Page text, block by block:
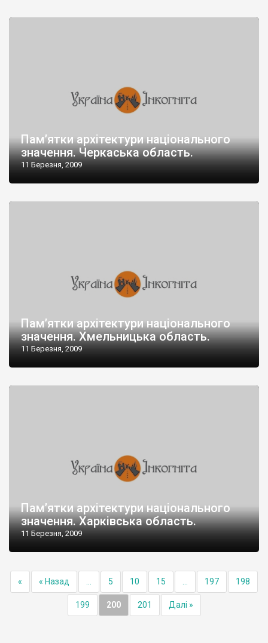
Пам’ятки архітектури національного
значення. Черкаська область.
11 Березня, 2009
Пам’ятки архітектури національного
значення. Хмельницька область.
11 Березня, 2009
Пам’ятки архітектури національного
значення. Харківська область.
11 Березня, 2009
« « Назад 5 10 15 197 198
199 200 201 Далі »